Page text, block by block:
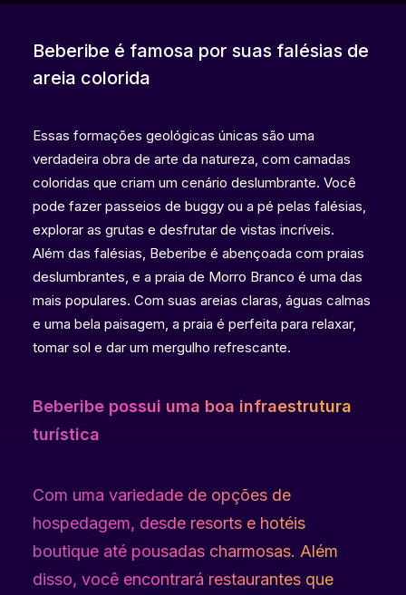
Beberibe é famosa por suas falésias de
areia colorida
Essas formações geológicas únicas são uma
verdadeira obra de arte da natureza, com camadas
coloridas que criam um cenário deslumbrante. Você
pode fazer passeios de buggy ou a pé pelas falésias,
explorar as grutas e desfrutar de vistas incríveis.
Além das falésias, Beberibe é abençoada com praias
deslumbrantes, e a praia de Morro Branco é uma das
mais populares. Com suas areias claras, águas calmas
e uma bela paisagem, a praia é perfeita para relaxar,
tomar sol e dar um mergulho refrescante.
Beberibe possui uma boa infraestrutura
turística
Com uma variedade de opções de
hospedagem, desde resorts e hotéis
boutique até pousadas charmosas. Além
disso, você encontrará restaurantes que